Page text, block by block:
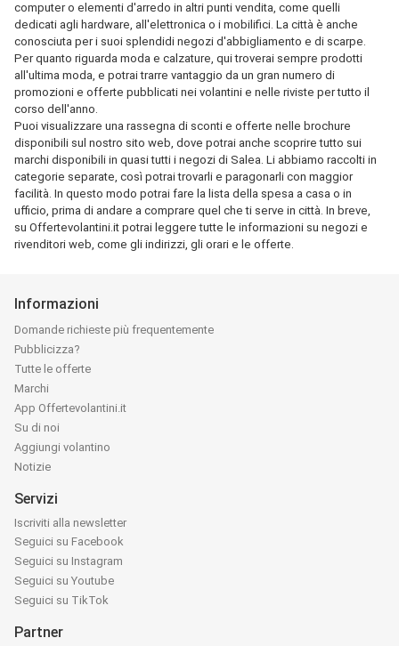
computer o elementi d'arredo in altri punti vendita, come quelli
dedicati agli hardware, all'elettronica o i mobilifici. La città è anche
conosciuta per i suoi splendidi negozi d'abbigliamento e di scarpe.
Per quanto riguarda moda e calzature, qui troverai sempre prodotti
all'ultima moda, e potrai trarre vantaggio da un gran numero di
promozioni e offerte pubblicati nei volantini e nelle riviste per tutto il
corso dell'anno.
Puoi visualizzare una rassegna di sconti e offerte nelle brochure
disponibili sul nostro sito web, dove potrai anche scoprire tutto sui
marchi disponibili in quasi tutti i negozi di Salea. Li abbiamo raccolti in
categorie separate, così potrai trovarli e paragonarli con maggior
facilità. In questo modo potrai fare la lista della spesa a casa o in
ufficio, prima di andare a comprare quel che ti serve in città. In breve,
su Offertevolantini.it potrai leggere tutte le informazioni su negozi e
rivenditori web, come gli indirizzi, gli orari e le offerte.
Informazioni
Domande richieste più frequentemente
Pubblicizza?
Tutte le offerte
Marchi
App Offertevolantini.it
Su di noi
Aggiungi volantino
Notizie
Servizi
Iscriviti alla newsletter
Seguici su Facebook
Seguici su Instagram
Seguici su Youtube
Seguici su TikTok
Partner